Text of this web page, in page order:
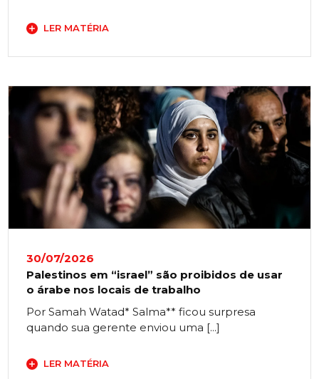
LER MATÉRIA
30/07/2026
Palestinos em “israel” são proibidos de usar
o árabe nos locais de trabalho
Por Samah Watad* Salma** ficou surpresa
quando sua gerente enviou uma [...]
LER MATÉRIA